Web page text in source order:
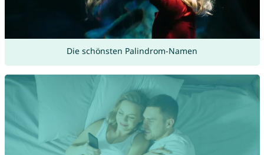
Die schönsten Palindrom-Namen